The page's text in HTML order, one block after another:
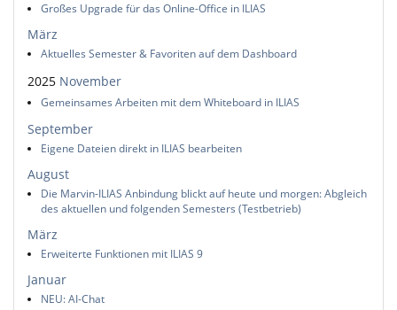
Großes Upgrade für das Online-Office in ILIAS
März
Aktuelles Semester & Favoriten auf dem Dashboard
2025 November
Gemeinsames Arbeiten mit dem Whiteboard in ILIAS
September
Eigene Dateien direkt in ILIAS bearbeiten
August
Die Marvin-ILIAS Anbindung blickt auf heute und morgen: Abgleich
des aktuellen und folgenden Semesters (Testbetrieb)
März
Erweiterte Funktionen mit ILIAS 9
Januar
NEU: AI-Chat